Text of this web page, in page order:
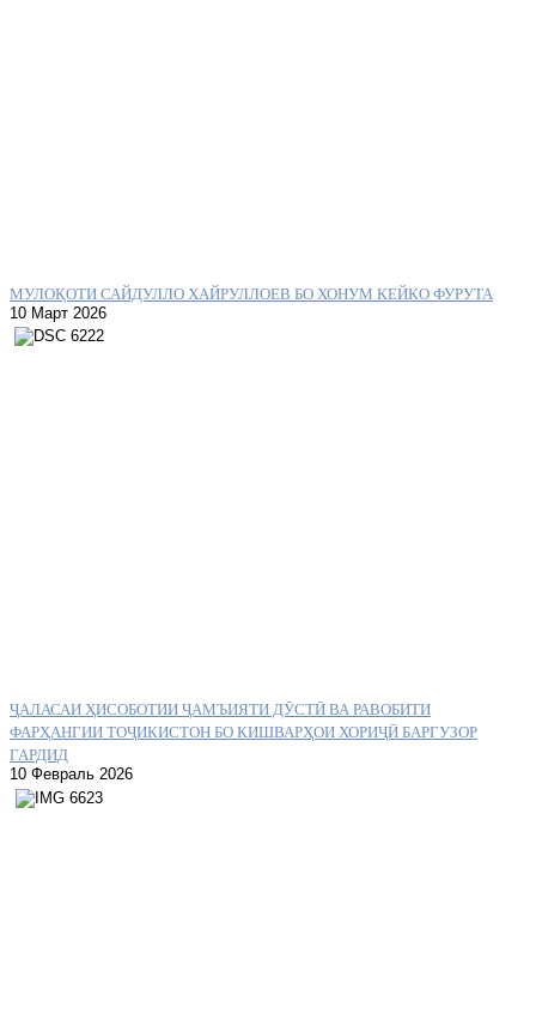
МУЛОҚОТИ САЙДУЛЛО ХАЙРУЛЛОЕВ БО ХОНУМ КЕЙКО ФУРУТА
10 Март 2026
ҶАЛАСАИ ҲИСОБОТИИ ҶАМЪИЯТИ ДӮСТӢ ВА РАВОБИТИ
ФАРҲАНГИИ ТОҶИКИСТОН БО КИШВАРҲОИ ХОРИҶӢ БАРГУЗОР
ГАРДИД
10 Февраль 2026